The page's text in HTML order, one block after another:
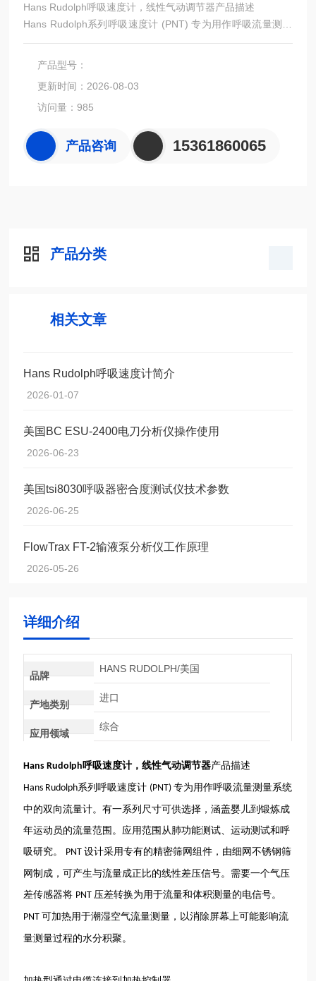
Hans Rudolph呼吸速度计，线性气动调节器产品描述
Hans Rudolph系列呼吸速度计 (PNT) 专为用作呼吸流量测量
系统中的双向流量计。有一系列尺寸可供选择，涵盖婴儿到锻
炼成年运动员的流量范围。应用范围从肺功能测试、运动测试
产品型号：
更新时间：2026-08-03
访问量：985
产品咨询 15361860065
产品分类
相关文章
Hans Rudolph呼吸速度计简介
2026-01-07
美国BC ESU-2400电刀分析仪操作使用
2026-06-23
美国tsi8030呼吸器密合度测试仪技术参数
2026-06-25
FlowTrax FT-2输液泵分析仪工作原理
2026-05-26
详细介绍
品牌
HANS RUDOLPH/美国
产地类别
进口
应用领域
综合
Hans Rudolph呼吸速度计，线性气动调节器产品描述
Hans Rudolph系列呼吸速度计 (PNT)专为用作呼吸流量测量系统
中的双向流量计。有一系列尺寸可供选择，涵盖婴儿到锻炼成
年运动员的流量范围。应用范围从肺功能测试、运动测试和呼
吸研究。 PNT设计采用专有的精密筛网组件，由细网不锈钢筛
网制成，可产生与流量成正比的线性差压信号。需要一个气压
差传感器将 PNT 压差转换为用于流量和体积测量的电信号。
PNT可加热用于潮湿空气流量测量，以消除屏幕上可能影响流
量测量过程的水分积聚。